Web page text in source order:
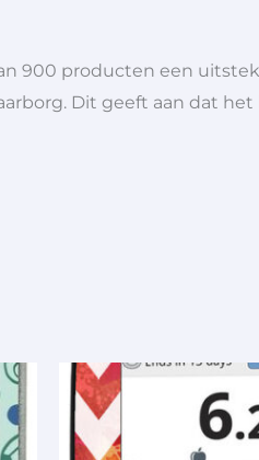
900 producten een
Dit geeft aan dat het